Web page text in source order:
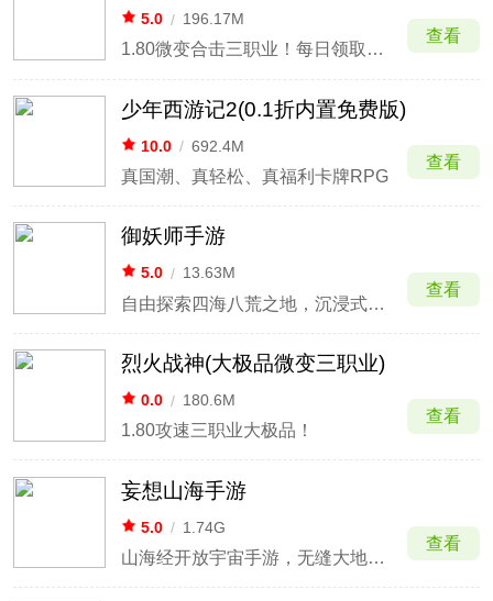
5.0 / 196.17M
1.80微变合击三职业！每日领取扶持！
查看
少年西游记2(0.1折内置免费版)
10.0 / 692.4M
真国潮、真轻松、真福利卡牌RPG
查看
御妖师手游
5.0 / 13.63M
自由探索四海八荒之地，沉浸式探索体验
查看
烈火战神(大极品微变三职业)
0.0 / 180.6M
1.80攻速三职业大极品！
查看
妄想山海手游
5.0 / 1.74G
山海经开放宇宙手游，无缝大地图+超高自由度战斗
查看